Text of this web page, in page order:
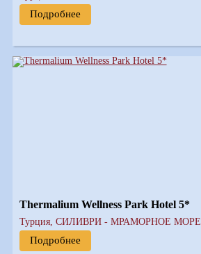
Подробнее
Thermalium Wellness Park Hotel 5*
Турция, СИЛИВРИ - МРАМОРНОЕ МОРЕ
Подробнее